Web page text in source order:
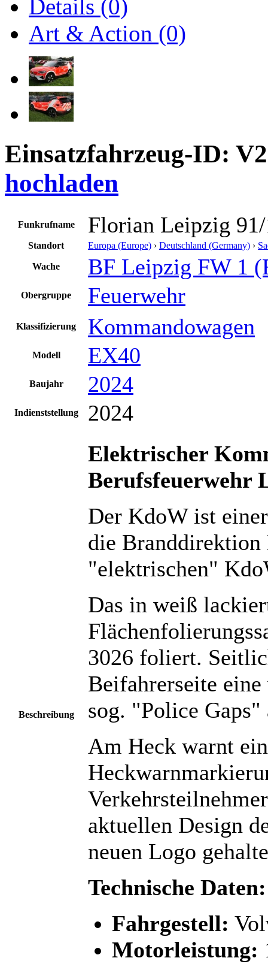
Details (0)
Art & Action (0)
Einsatzfahrzeug-ID:
hochladen
Funkrufname Florian Leipzig
Standort Europa (Europe) › Deutschland (Germany) ›
Wache BF Leipzig FW 1
Obergruppe Feuerwehr
Klassifizierung Kommandowagen
Modell EX40
Baujahr 2024
Indienststellung 2024
Beschreibung
Elektrischer
Berufsfeuerwehr
Der KdoW ist
die
"elektrischen"
Das in weiß
3026 foliert.
Beifahrerseite
sog. "Police Gaps"
Am Heck warnt
aktuellen Design
neuen Logo
Technische Daten:
Fahrgestell:
Motorleistung: